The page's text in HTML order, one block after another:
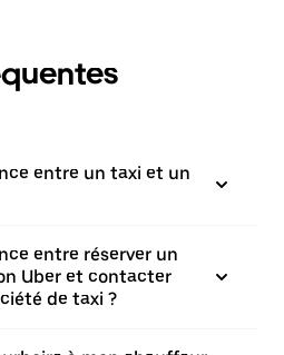
entre un taxi et un
entre réserver un
Uber et contacter
de taxi ?